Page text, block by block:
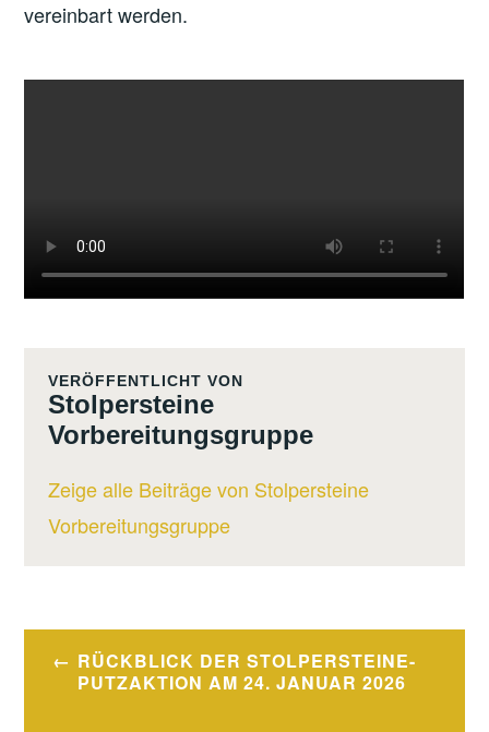
vereinbart werden.
VERÖFFENTLICHT VON
Stolpersteine
Vorbereitungsgruppe
Zeige alle Beiträge von Stolpersteine
Vorbereitungsgruppe
Beitragsnavigation
RÜCKBLICK DER STOLPERSTEINE-
PUTZAKTION AM 24. JANUAR 2026